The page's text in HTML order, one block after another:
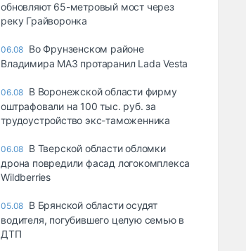
обновляют 65-метровый мост через
реку Грайворонка
06.08 Во Фрунзенском районе
Владимира МАЗ протаранил Lada Vesta
06.08 В Воронежской области фирму
оштрафовали на 100 тыс. руб. за
трудоустройство экс-таможенника
06.08 В Тверской области обломки
дрона повредили фасад логокомплекса
Wildberries
05.08 В Брянской области осудят
водителя, погубившего целую семью в
ДТП